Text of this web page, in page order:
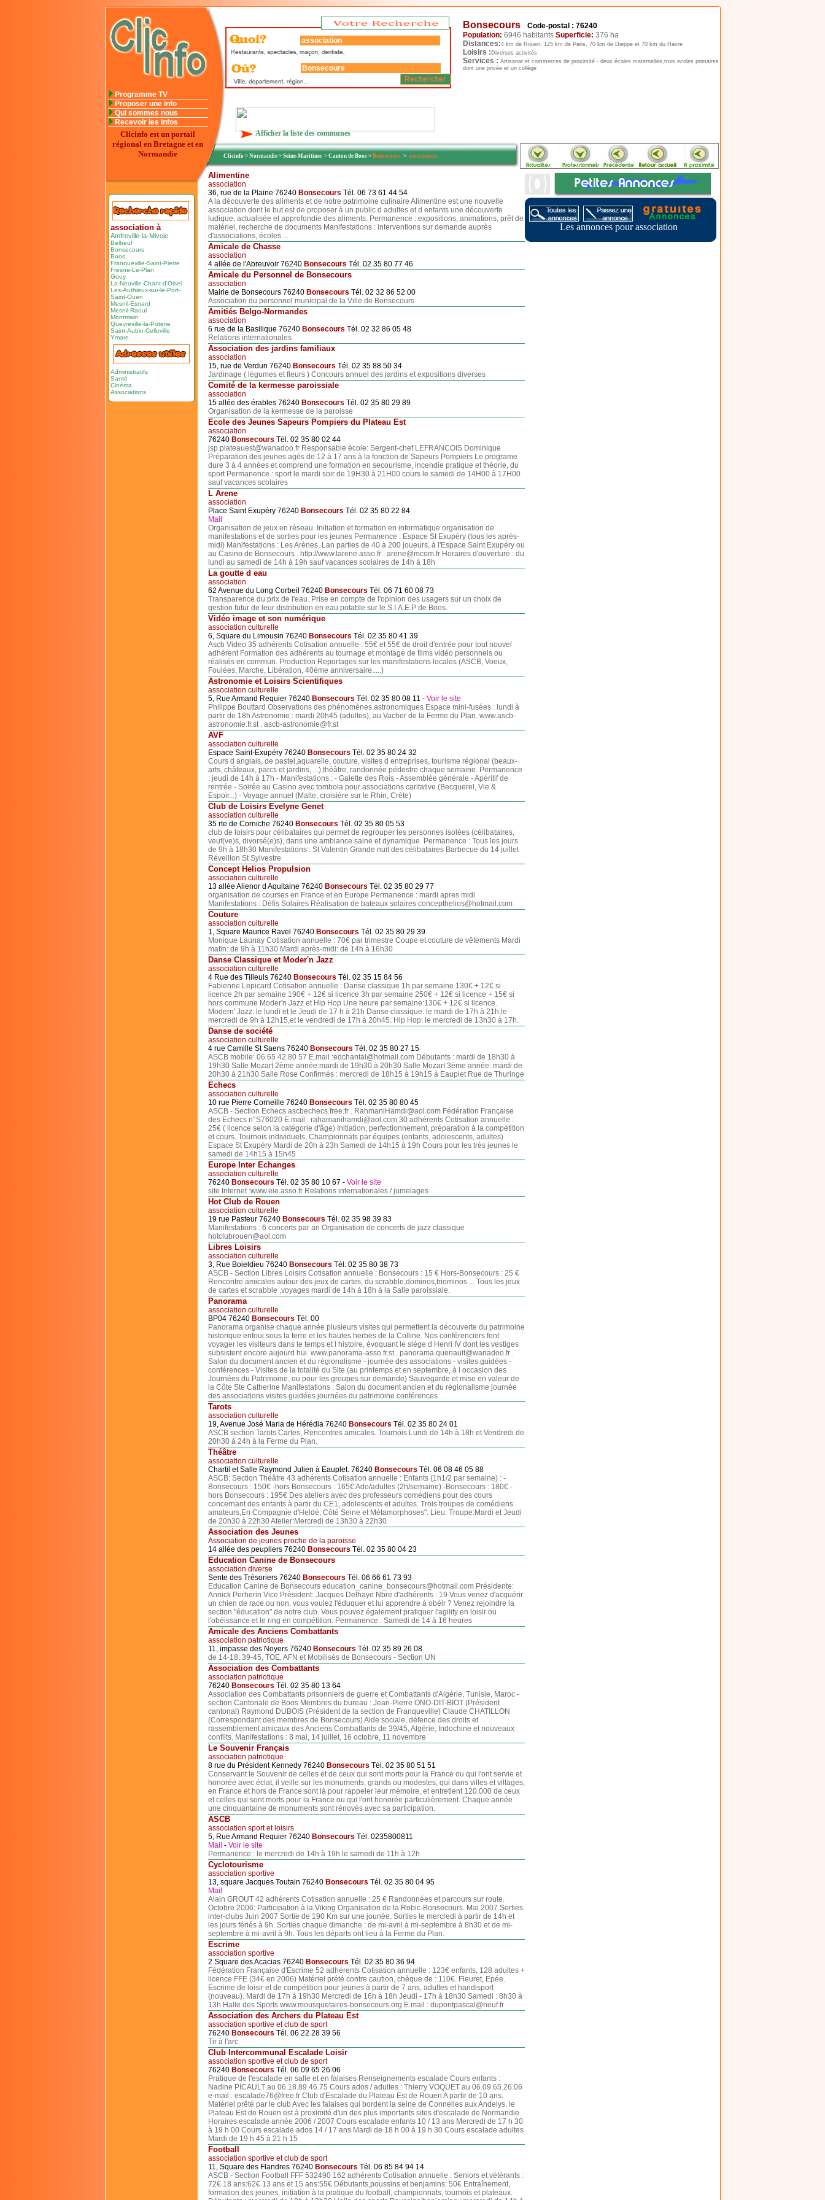
Programme TV
Proposer une info
Qui sommes nous
Recevoir les infos
Clicinfo est un portail
régional en Bretagne et en
Normandie
Afficher la liste des communes
Bonsecours
Code-postal : 76240
Population: 6946 habitants Superficie: 376 ha
Distances:4 km de Rouen, 125 km de Paris, 70 km de Dieppe et 70 km du Havre
Loisirs : Diverses activités
Services : Artisanat et commerces de proximité - deux écoles maternelles,trois ecoles primaires
dont une privée et un collège
Clicinfo> Normandie > Seine-Maritime > Canton de Boos> Bonsecours > association
association à
Amfreville-la-Mivoie
Belbeuf
Bonsecours
Boos
Franqueville-Saint-Pierre
Fresne-Le-Plan
Gouy
La-Neuville-Chant-d'Oisel
Les-Authieux-sur-le-Port-
Saint-Ouen
Mesnil-Esnard
Mesnil-Raoul
Montmain
Quevreville-la-Poterie
Saint-Aubin-Celloville
Ymare
Administratifs
Santé
Cinéma
Associations
Alimentine
association
36, rue de la Plaine 76240 Bonsecours Tél. 06 73 61 44 54
A la découverte des aliments et de notre patrimoine culinaire Alimentine est une nouvelle
association dont le but est de proposer à un public d adultes et d enfants une découverte
ludique, actualisée et approfondie des aliments. Permanence : expositions, animations, prêt de
matériel, recherche de documents Manifestations : interventions sur demande auprès
d'associations, écoles ...
Amicale de Chasse
association
4 allée de l'Abreuvoir 76240 Bonsecours Tél. 02 35 80 77 46
Amicale du Personnel de Bonsecours
association
Mairie de Bonsecours 76240 Bonsecours Tél. 02 32 86 52 00
Association du personnel municipal de la Ville de Bonsecours
Amitiés Belgo-Normandes
association
6 rue de la Basilique 76240 Bonsecours Tél. 02 32 86 05 48
Relations internationales
Association des jardins familiaux
association
15, rue de Verdun 76240 Bonsecours Tél. 02 35 88 50 34
Jardinage ( légumes et fleurs ) Concours annuel des jardins et expositions diverses
Comité de la kermesse paroissiale
association
15 allée des érables 76240 Bonsecours Tél. 02 35 80 29 89
Organisation de la kermesse de la paroisse
Ecole des Jeunes Sapeurs Pompiers du Plateau Est
association
76240 Bonsecours Tél. 02 35 80 02 44
jsp.plateauest@wanadoo.fr Responsable école: Sergent-chef LEFRANCOIS Dominique
Préparation des jeunes agés de 12 à 17 ans à la fonction de Sapeurs Pompiers Le programe
dure 3 à 4 années et comprend une formation en secourisme, incendie pratique et théorie, du
sport Permanence : sport le mardi soir de 19H30 à 21H00 cours le samedi de 14H00 à 17H00
sauf vacances scolaires
L Arene
association
Place Saint Exupéry 76240 Bonsecours Tél. 02 35 80 22 84
Mail
Organisation de jeux en réseau. Initiation et formation en informatique organisation de
manifestations et de sorties pour les jeunes Permanence : Espace St Exupéry (tous les après-
midi) Manifestations : Les Arènes, Lan parties de 40 à 200 joueurs, à l'Espace Saint Exupéry ou
au Casino de Bonsecours . http://www.larene.asso.fr . arene@mcom.fr Horaires d'ouverture : du
lundi au samedi de 14h à 19h sauf vacances scolaires de 14h à 18h
La goutte d eau
association
62 Avenue du Long Corbeil 76240 Bonsecours Tél. 06 71 60 08 73
Transparence du prix de l'eau. Prise en compte de l'opinion des usagers sur un choix de
gestion futur de leur distribution en eau potable sur le S.I.A.E.P de Boos.
Vidéo image et son numérique
association culturelle
6, Square du Limousin 76240 Bonsecours Tél. 02 35 80 41 39
Ascb Video 35 adhérents Cotisation annuelle : 55€ et 55€ de droit d'entrée pour tout nouvel
adhérent Formation des adhérents au tournage et montage de films vidéo personnels ou
réalisés en commun. Production Reportages sur les manifestations locales (ASCB, Voeux,
Foulées, Marche, Libération, 40ème anniversaire.....)
Astronomie et Loisirs Scientifiques
association culturelle
5, Rue Armand Requier 76240 Bonsecours Tél. 02 35 80 08 11 - Voir le site
Philippe Bouttard Observations des phénomènes astronomiques Espace mini-fusées : lundi à
partir de 18h Astronomie : mardi 20h45 (adultes), au Vacher de la Ferme du Plan. www.ascb-
astronomie.fr.st . ascb-astronomie@fr.st
AVF
association culturelle
Espace Saint-Exupéry 76240 Bonsecours Tél. 02 35 80 24 32
Cours d anglais, de pastel,aquarelle, couture, visites d entreprises, tourisme régional (beaux-
arts, châteaux, parcs et jardins, ...),théâtre, randonnée pédestre chaque semaine. Permanence
: jeudi de 14h à 17h - Manifestations : - Galette des Rois - Assemblée générale - Apéritif de
rentrée - Soirée au Casino avec tombola pour associations caritative (Becquerel, Vie &
Espoir...) - Voyage annuel (Malte, croisière sur le Rhin, Crète)
Club de Loisirs Evelyne Genet
association culturelle
35 rte de Corniche 76240 Bonsecours Tél. 02 35 80 05 53
club de loisirs pour célibataires qui permet de regrouper les personnes isolées (célibataires,
veuf(ve)s, divorsé(e)s), dans une ambiance saine et dynamique. Permanence : Tous les jours
de 9h à 18h30 Manifestations : St Valentin Grande nuit des célibataires Barbecue du 14 juillet
Réveillon St Sylvestre
Concept Helios Propulsion
association culturelle
13 allée Alienor d Aquitaine 76240 Bonsecours Tél. 02 35 80 29 77
organisation de courses en France et en Europe Permanence : mardi apres midi
Manifestations : Défis Solaires Réalisation de bateaux solaires concepthelios@hotmail.com
Couture
association culturelle
1, Square Maurice Ravel 76240 Bonsecours Tél. 02 35 80 29 39
Monique Launay Cotisation annuelle : 70€ par trimestre Coupe et couture de vêtements Mardi
matin: de 9h à 11h30 Mardi après-midi: de 14h à 16h30
Danse Classique et Moder'n Jazz
association culturelle
4 Rue des Tilleuls 76240 Bonsecours Tél. 02 35 15 84 56
Fabienne Lepicard Cotisation annuelle : Danse classique 1h par semaine 130€ + 12€ si
licence 2h par semaine 190€ + 12€ si licence 3h par semaine 250€ + 12€ si licence + 15€ si
hors commune Moder'n Jazz et Hip Hop Une heure par semaine:130€ + 12€ si licence.
Modern' Jazz: le lundi et le Jeudi de 17 h à 21h Danse classique: le mardi de 17h à 21h,le
mercredi de 9h à 12h15,et le vendredi de 17h à 20h45. Hip Hop: le mercredi de 13h30 à 17h.
Danse de société
association culturelle
4 rue Camille St Saens 76240 Bonsecours Tél. 02 35 80 27 15
ASCB mobile: 06 65 42 80 57 E.mail :edchantal@hotmail.com Débutants : mardi de 18h30 à
19h30 Salle Mozart 2ème année:mardi de 19h30 à 20h30 Salle Mozart 3ème année: mardi de
20h30 à 21h30 Salle Rose Confirmés : mercredi de 18h15 à 19h15 à Eauplet Rue de Thuringe
Echecs
association culturelle
10 rue Pierre Corneille 76240 Bonsecours Tél. 02 35 80 80 45
ASCB - Section Echecs ascbechecs.free.fr . RahmaniHamdi@aol.com Fédération Française
des Echecs n°S76020 E.mail : rahamanihamdi@aol.com 30 adhérents Cotisation annuelle :
25€ ( licence selon la catégorie d'âge) Initiation, perfectionnement, préparation à la compétition
et cours. Tournois individuels, Championnats par équipes (enfants, adolescents, adultes)
Espace St Exupéry Mardi de 20h à 23h Samedi de 14h15 à 19h Cours pour les très jeunes le
samedi de 14h15 à 15h45
Europe Inter Echanges
association culturelle
76240 Bonsecours Tél. 02 35 80 10 67 - Voir le site
site Internet :www.eie.asso.fr Relations internationales / jumelages
Hot Club de Rouen
association culturelle
19 rue Pasteur 76240 Bonsecours Tél. 02 35 98 39 83
Manifestations : 6 concerts par an Organisation de concerts de jazz classique
hotclubrouen@aol.com
Libres Loisirs
association culturelle
3, Rue Boieldieu 76240 Bonsecours Tél. 02 35 80 38 73
ASCB - Section Libres Loisirs Cotisation annuelle : Bonsecours : 15 € Hors-Bonsecours : 25 €
Rencontre amicales autour des jeux de cartes, du scrabble,dominos,triominos ... Tous les jeux
de cartes et scrabble ,voyages mardi de 14h à 18h à la Salle paroissiale.
Panorama
association culturelle
BP04 76240 Bonsecours Tél. 00
Panorama organise chaque année plusieurs visites qui permettent la découverte du patrimoine
historique enfoui sous la terre et les hautes herbes de la Colline. Nos conférenciers font
voyager les visiteurs dans le temps et l histoire, évoquant le siège d Henri IV dont les vestiges
subsistent encore aujourd hui. www.panorama-asso.fr.st . panorama.quenault@wanadoo.fr .
Salon du document ancien et du régionalisme - journée des associations - visites guidées -
conférences - Visites de la totalité du Site (au printemps et en septembre, à l occasion des
Journées du Patrimoine, ou pour les groupes sur demande) Sauvegarde et mise en valeur de
la Côte Ste Catherine Manifestations : Salon du document ancien et du régionalisme journée
des associations visites guidées journées du patrimoine conférences
Tarots
association culturelle
19, Avenue José Maria de Hérédia 76240 Bonsecours Tél. 02 35 80 24 01
ASCB section Tarots Cartes, Rencontres amicales. Tournois Lundi de 14h à 18h et Vendredi de
20h30 à 24h à la Ferme du Plan.
Théâtre
association culturelle
Chartil et Salle Raymond Julien à Eauplet. 76240 Bonsecours Tél. 06 08 46 05 88
ASCB: Section Théâtre 43 adhérents Cotisation annuelle : Enfants (1h1/2 par semaine) : -
Bonsecours : 150€ -hors Bonsecours : 165€ Ado/adultes (2h/semaine) -Bonsecours : 180€ -
hors Bonsecours : 195€ Des ateliers avec des professeurs comédiens pour des cours
concernant des enfants à partir du CE1, adolescents et adultes. Trois troupes de comédiens
amateurs,En Compagnie d'Heldé, Côté Seine et Métamorphoses". Lieu: Troupe:Mardi et Jeudi
de 20h30 à 22h30 Atelier:Mercredi de 13h30 à 22h30
Association des Jeunes
Association de jeunes proche de la paroisse
14 allée des peupliers 76240 Bonsecours Tél. 02 35 80 04 23
Education Canine de Bonsecours
association diverse
Sente des Trésoriers 76240 Bonsecours Tél. 06 66 61 73 93
Education Canine de Bonsecours education_canine_bonsecours@hotmail.com Présidente:
Annick Perherin Vice Président: Jacques Delhaye Nbre d'adhérents : 19 Vous venez d'acquérir
un chien de race ou non, vous voulez l'éduquer et lui apprendre à obéir ? Venez rejoindre la
section "éducation" de notre club. Vous pouvez également pratiquer l'agility en loisir ou
l'obéissance et le ring en compétition. Permanence : Samedi de 14 à 16 heures
Amicale des Anciens Combattants
association patriotique
11, impasse des Noyers 76240 Bonsecours Tél. 02 35 89 26 08
de 14-18, 39-45, TOE, AFN et Mobilisés de Bonsecours - Section UN
Association des Combattants
association patriotique
76240 Bonsecours Tél. 02 35 80 13 64
Association des Combattants prisonniers de guerre et Combattants d'Algérie, Tunisie, Maroc -
section Cantonale de Boos Membres du bureau : Jean-Pierre ONO-DIT-BIOT (Président
cantonal) Raymond DUBOIS (Président de la section de Franqueville) Claude CHATILLON
(Correspondant des membres de Bonsecours) Aide sociale, défence des droits et
rassemblement amicaux des Anciens Combattants de 39/45, Algérie, Indochine et nouveaux
conflits. Manifestations : 8 mai, 14 juillet, 16 octobre, 11 novembre
Le Souvenir Français
association patriotique
8 rue du Président Kennedy 76240 Bonsecours Tél. 02 35 80 51 51
Conservant le Souvenir de celles et de ceux qui sont morts pour la France ou qui l'ont servie et
honorée avec éclat, il veille sur les monuments, grands ou modestes, qui dans villes et villages,
en France et hors de France sont là pour rappeler leur mémoire, et entretient 120.000 de ceux
et celles qui sont morts pour la France ou qui l'ont honorée particulièrement. Chaque année
une cinquantaine de monuments sont rénovés avec sa participation.
ASCB
association sport et loisirs
5, Rue Armand Requier 76240 Bonsecours Tél. 0235800811
Mail - Voir le site
Permanence : le mercredi de 14h à 19h le samedi de 11h à 12h
Cyclotourisme
association sportive
13, square Jacques Toutain 76240 Bonsecours Tél. 02 35 80 04 95
Mail
Alain GROUT 42 adhérents Cotisation annuelle : 25 € Randonnées et parcours sur route.
Octobre 2006: Participation à la Viking Organisation de la Robic-Bonsecours. Mai 2007 Sorties
inter-clubs Juin 2007 Sortie de 190 Km sur une jounée. Sorties le mercredi à partir de 14h et
les jours fériés à 9h. Sorties chaque dimanche : de mi-avril à mi-septembre à 8h30 et de mi-
septembre à mi-avril à 9h. Tous les départs ont lieu à la Ferme du Plan.
Escrime
association sportive
2 Square des Acacias 76240 Bonsecours Tél. 02 35 80 36 94
Fédération Française d'Escrime 52 adhérents Cotisation annuelle : 123€ enfants, 128 adultes +
licence FFE (34€ en 2006) Matériel prété contre caution, chèque de : 110€. Fleuret, Epée.
Escrime de loisir et de compétition pour jeunes à partir de 7 ans, adultes et handisport
(nouveau). Mardi de 17h à 19h30 Mercredi de 16h à 18h Jeudi - 17h à 18h30 Samedi : 8h30 à
13h Halle des Sports www.mousquetaires-bonsecours.org E.mail : dupontpascal@neuf.fr
Association des Archers du Plateau Est
association sportive et club de sport
76240 Bonsecours Tél. 06 22 28 39 56
Tir à l'arc
Club Intercommunal Escalade Loisir
association sportive et club de sport
76240 Bonsecours Tél. 06 09 65 26 06
Pratique de l'escalade en salle et en falaises Renseignements escalade Cours enfants :
Nadine PICAULT au 06.18.89.46.75 Cours ados / adultes : Thierry VOQUET au 06.09.65.26.06
e-mail : escalade76@free.fr Club d'Escalade du Plateau Est de Rouen A partir de 10 ans.
Matériel prêté par le club Avec les falaises qui bordent la seine de Connelles aux Andelys, le
Plateau Est de Rouen est à proximité d'un des plus importants sites d'escalade de Normandie
Horaires escalade année 2006 / 2007 Cours escalade enfants 10 / 13 ans Mercredi de 17 h 30
à 19 h 00 Cours escalade ados 14 / 17 ans Mardi de 18 h 00 à 19 h 30 Cours escalade adultes
Mardi de 19 h 45 à 21 h 15
Football
association sportive et club de sport
11, Square des Flandres 76240 Bonsecours Tél. 06 85 84 94 14
ASCB - Section Football FFF 532490 162 adhérents Cotisation annuelle : Seniors et vétérants :
72€ 18 ans:62€ 13 ans et 15 ans:55€ Débutants,poussins et benjamins: 50€ Entraînement,
formation des jeunes, initiation à la pratique du football, championnats, tournois et plateaux.
Les annonces pour association